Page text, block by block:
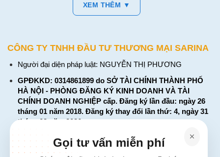
XEM THÊM ▼
CÔNG TY TNHH ĐẦU TƯ THƯƠNG MẠI SARINA
Người đại diện pháp luật: NGUYỄN THỊ PHƯƠNG
GPĐKKD: 0314861899 do SỞ TÀI CHÍNH THÀNH PHỐ
HÀ NỘI - PHÒNG ĐĂNG KÝ KINH DOANH VÀ TÀI
CHÍNH DOANH NGHIỆP cấp. Đăng ký lần đầu: ngày 26
tháng 01 năm 2018. Đăng ký thay đổi lần thứ: 4, ngày 31
tháng 03 năm 2026
226 Đường Láng, Đống Đa, Hà Nội
137 Đường Hòa Hưng, Phường 12, Quận 10, TP. Hồ Chí
Gọi tư vấn miễn phí